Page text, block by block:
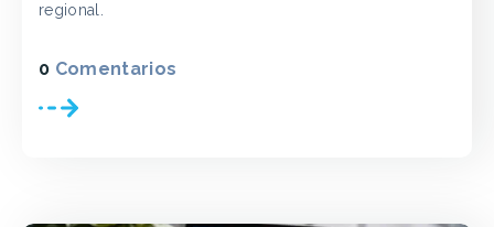
regional.
0 Comentarios